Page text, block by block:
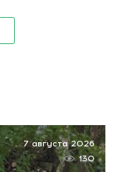
7 августа 2026
130